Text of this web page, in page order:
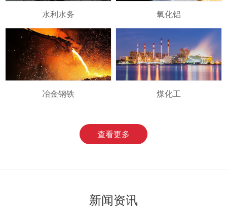
水利水务 氧化铝
冶金钢铁 煤化工
查看更多
新闻资讯